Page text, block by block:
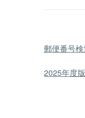
郵便番号
2025年度